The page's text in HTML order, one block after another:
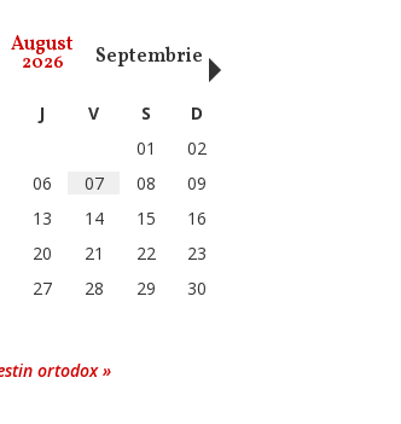
August
2026 Septembrie Octombrie
J V S
D
01
02
06 07 08
09
13 14 15
16
20 21 22
23
27 28 29
30
ortodox »